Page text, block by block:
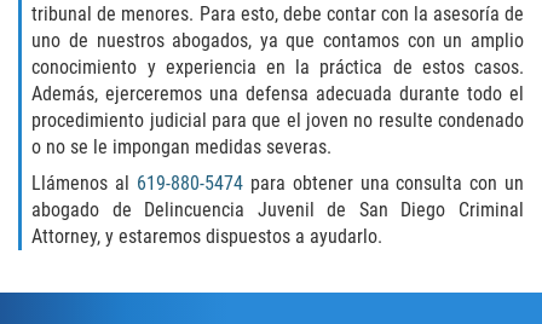
GRAND THEFT
PETTY THEFT
RECEIVING STOLEN PROPERTY
ROBBERY
SHOPLIFTING
tribunal de menores. Para esto, debe contar con la asesoría de
uno de nuestros abogados, ya que contamos con un amplio
conocimiento y experiencia en la práctica de estos casos.
Además, ejerceremos una defensa adecuada durante todo el
procedimiento judicial para que el joven no resulte condenado
o no se le impongan medidas severas.
Llámenos al 619-880-5474 para obtener una consulta con un
abogado de Delincuencia Juvenil de San Diego Criminal
Attorney, y estaremos dispuestos a ayudarlo.